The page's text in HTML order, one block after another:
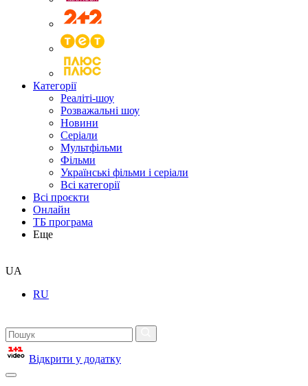
Категорії
Реаліті-шоу
Розважальні шоу
Новини
Серіали
Мультфільми
Фільми
Українські фільми і серіали
Всі категорії
Всі проєкти
Онлайн
ТБ програма
Еще
UA
RU
Відкрити у додатку